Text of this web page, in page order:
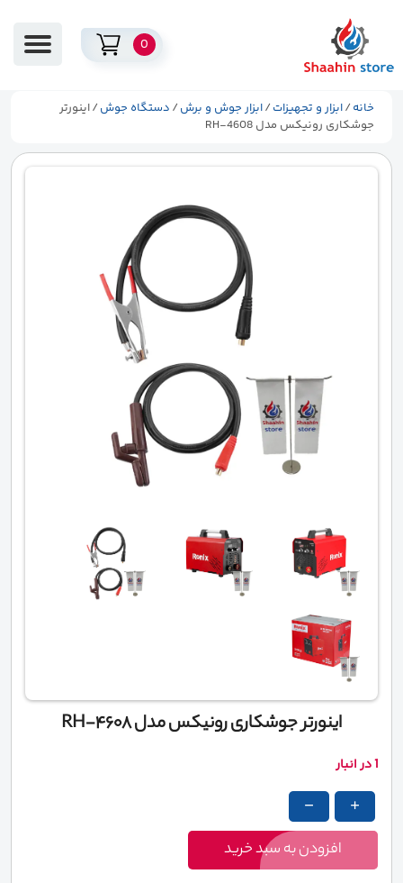
0
خانه/ابزار و تجهیزات/ابزار جوش و برش/ دستگاه جوش/ اینورتر
جوشکاری رونیکس مدل RH-4608
اینورتر جوشکاری رونیکس مدل RH-4608
1 در انبار
اینورتر
جوشکاری
رونیکس
اینورتر
جوشکاری
رونیکس
+
-
افزودن به سبد خرید